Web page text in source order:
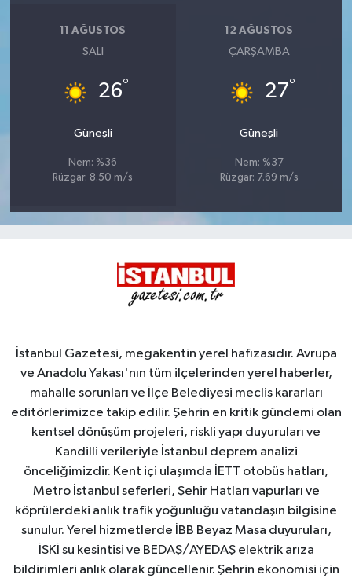
11 AĞUSTOS
SALI
26°
Güneşli
Nem: %36
Rüzgar: 8.50 m/s
12 AĞUSTOS
ÇARŞAMBA
27°
Güneşli
Nem: %37
Rüzgar: 7.69 m/s
İstanbul Gazetesi, megakentin yerel hafızasıdır. Avrupa
ve Anadolu Yakası'nın tüm ilçelerinden yerel haberler,
mahalle sorunları ve İlçe Belediyesi meclis kararları
editörlerimizce takip edilir. Şehrin en kritik gündemi olan
kentsel dönüşüm projeleri, riskli yapı duyuruları ve
Kandilli verileriyle İstanbul deprem analizi
önceliğimizdir. Kent içi ulaşımda İETT otobüs hatları,
Metro İstanbul seferleri, Şehir Hatları vapurları ve
köprülerdeki anlık trafik yoğunluğu vatandaşın bilgisine
sunulur. Yerel hizmetlerde İBB Beyaz Masa duyuruları,
İSKİ su kesintisi ve BEDAŞ/AYEDAŞ elektrik arıza
bildirimleri anlık olarak güncellenir. Şehrin ekonomisi için